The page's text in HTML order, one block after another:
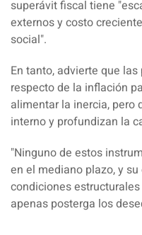
superávit fiscal tiene
externos y costo
social".
En tanto, advierte que
respecto de la inflación
alimentar la inercia, pero
interno y profundizan la
"Ninguno de estos
en el mediano plazo, y
condiciones estructurales
apenas posterga los